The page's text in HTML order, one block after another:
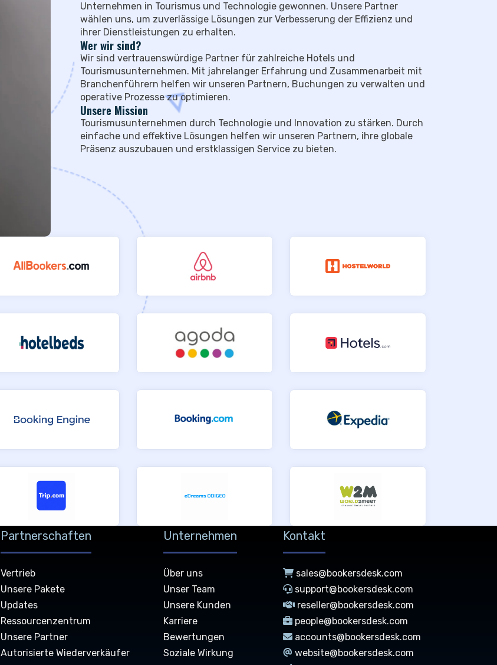
Unternehmen in Tourismus und Technologie gewonnen. Unsere Partner
wählen uns, um zuverlässige Lösungen zur Verbesserung der Effizienz und
ihrer Dienstleistungen zu erhalten.
Wer wir sind?
Wir sind vertrauenswürdige Partner für zahlreiche Hotels und
Tourismusunternehmen. Mit jahrelanger Erfahrung und Zusammenarbeit mit
Branchenführern helfen wir unseren Partnern, Buchungen zu verwalten und
operative Prozesse zu optimieren.
Unsere Mission
Tourismusunternehmen durch Technologie und Innovation zu stärken. Durch
einfache und effektive Lösungen helfen wir unseren Partnern, ihre globale
Präsenz auszubauen und erstklassigen Service zu bieten.
Partnerschaften
Vertrieb
Unsere Pakete
Updates
Ressourcenzentrum
Unsere Partner
Autorisierte Wiederverkäufer
Unternehmen
Über uns
Unser Team
Unsere Kunden
Karriere
Bewertungen
Soziale Wirkung
Kontakt
sales@bookersdesk.com
support@bookersdesk.com
reseller@bookersdesk.com
people@bookersdesk.com
accounts@bookersdesk.com
website@bookersdesk.com